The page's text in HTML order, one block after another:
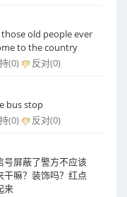
old people ever
to the country
(0) 反对(0)
bus stop
(0) 反对(0)
号屏蔽了警方不应该
嘛？装饰吗？红点
来